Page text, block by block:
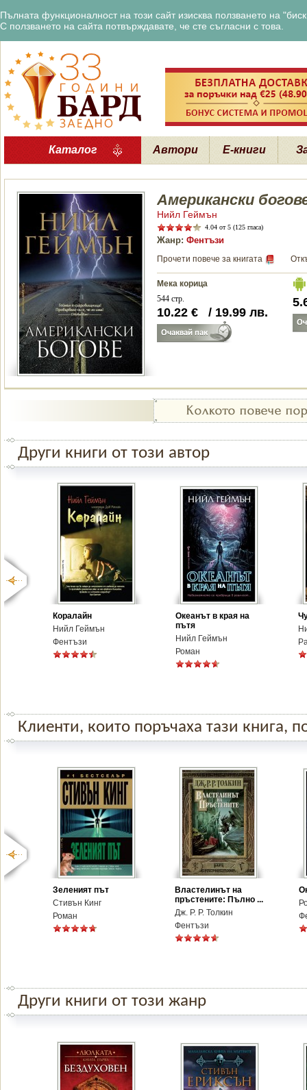
Пълната функционалност на този сайт изисква ползването на
С ползването на сайта потвърждавате, че сте съгласни с това.
Каталог Автори Е-книги
Американски
Нийл Геймън
4.04 от 5 (125 гласа)
Жанр: Фентъзи
Прочети повече за книгата
Мека корица
544 стр.
10.22 € / 19.99 лв.
Други книги от този автор
Коралайн
Нийл Геймън
Фентъзи
Океанът в края на
пътя
Нийл Геймън
Роман
Клиенти, които поръчаха тази книга,
Зеленият път
Стивън Кинг
Роман
Властелинът на
пръстените: Пълно ...
Дж. Р. Р. Толкин
Фентъзи
Други книги от този жанр